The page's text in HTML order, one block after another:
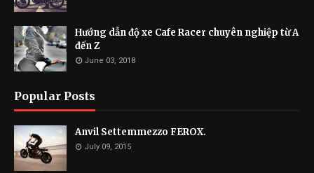
Hướng dẫn độ xe Cafe Racer chuyên nghiệp từ A
đến Z
June 03, 2018
Popular Posts
Anvil Settemmezzo FEROX.
July 09, 2015